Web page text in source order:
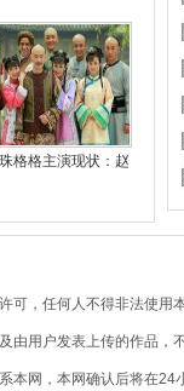
格格主演现状：赵
可，任何人不得非法使用
由用户发表上传的作品，
本网，本网确认后将在24